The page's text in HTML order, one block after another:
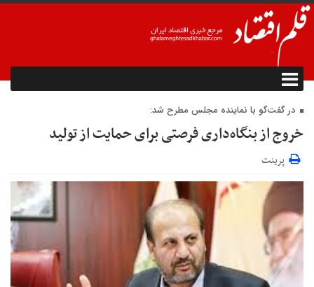
در گفت‌گو با نماینده مجلس مطرح شد:
خروج از بنگاه‌داری فرصتی برای حمایت از تولید
پرینت